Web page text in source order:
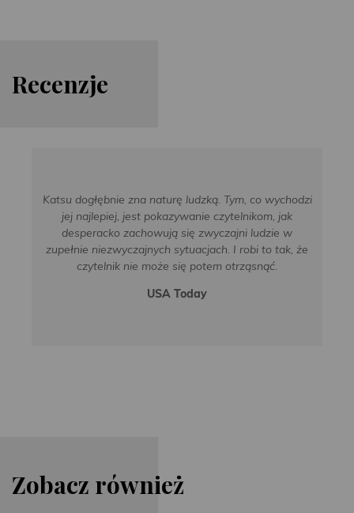
Recenzje
Katsu dogłębnie zna naturę ludzką. Tym, co wychodzi
jej najlepiej, jest pokazywanie czytelnikom, jak
desperacko zachowują się zwyczajni ludzie w
zupełnie niezwyczajnych sytuacjach. I robi to tak, że
czytelnik nie może się potem otrząsnąć.
USA Today
Zobacz również